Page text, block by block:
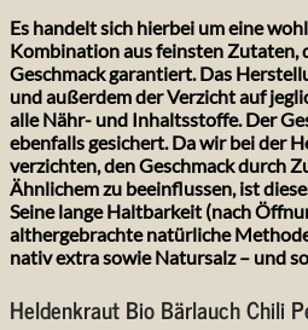
Es handelt sich hierbei um eine
Kombination aus feinsten Zutaten,
Geschmack garantiert. Das
und außerdem der Verzicht auf
alle Nähr- und Inhaltsstoffe. Der
ebenfalls gesichert. Da wir bei der
verzichten, den Geschmack durch
Ähnlichem zu beeinflussen, ist
Seine lange Haltbarkeit (nach
althergebrachte natürliche
nativ extra sowie Natursalz – und
Heldenkraut Bio Bärlauch Chili